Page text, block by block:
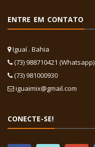
ENTRE EM CONTATO
Iguaí . Bahia
(73) 988710421 (Whatsapp)
(73) 981000930
iguaimix@gmail.com
CONECTE-SE!